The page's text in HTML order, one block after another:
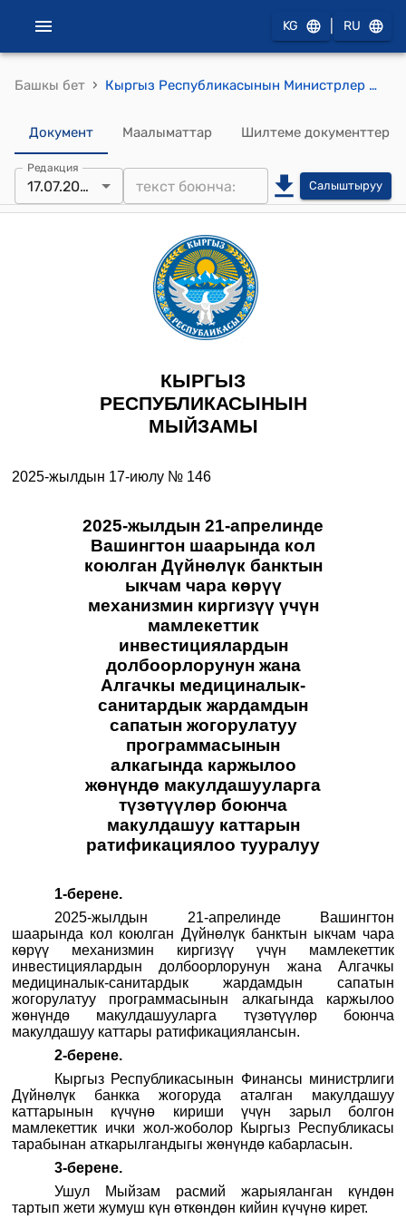
KG RU
Башкы бет › Кыргыз Республикасынын Министрлер Кабинетинин 2025-жылдын 17-июлундагы № 146 "2025-жылдын 21-апрелинде Вашингтон шаарында кол коюлган Дүйнөлүк банктын ыкчам чара көрүү механизмин киргизүү үчүн мамлекеттик инвестициялардын долбоорлорунун жана Алгачкы медициналык-санитардык жардамдын сапатын жогорулатуу программасынын алкагында каржылоо жөнүндө макулдашууларга түзөтүүлөр боюнча макулдашуу каттарын ратификациялоо тууралуу" Мыйзамы
Документ Маалыматтар Шилтеме документтер
Редакция
17.07.2025 Салыштыруу